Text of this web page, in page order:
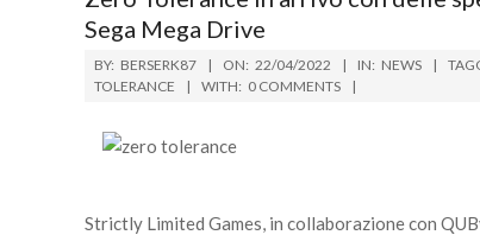
Sega Mega Drive
BY: BERSERK87 ON: 22/04/2022 IN: NEWS
TOLERANCE
WITH: 0 COMMENTS
Strictly Limited Games, in collaborazione con